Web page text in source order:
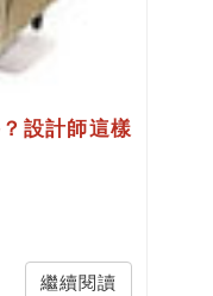
設計師這樣
繼續閱讀